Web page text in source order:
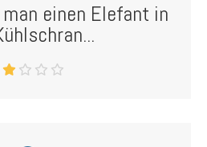
einen Elefant in